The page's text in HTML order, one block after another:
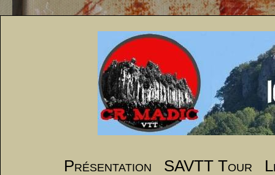
Présentation SAVTT Tour